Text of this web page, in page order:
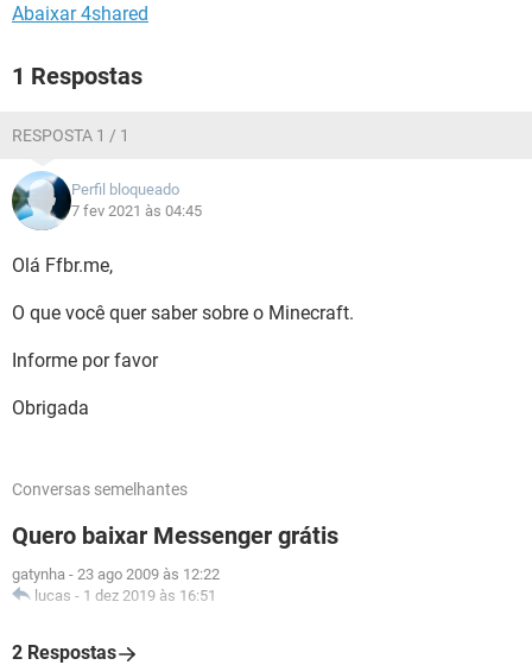
Abaixar 4shared
1 Respostas
RESPOSTA 1 / 1
Perfil bloqueado
7 fev 2021 às 04:45
Olá Ffbr.me,
O que você quer saber sobre o Minecraft.
Informe por favor
Obrigada
Conversas semelhantes
Quero baixar Messenger grátis
gatynha - 23 ago 2009 às 12:22
lucas - 1 dez 2019 às 16:51
2 Respostas